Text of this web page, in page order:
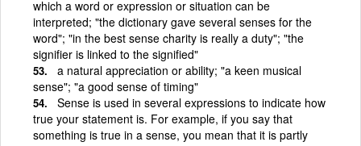
which a word or expression or situation can be
interpreted; "the dictionary gave several senses for the
word"; "in the best sense charity is really a duty"; "the
signifier is linked to the signified"
a natural appreciation or ability; "a keen musical
sense"; "a good sense of timing"
Sense is used in several expressions to indicate how
true your statement is. For example, if you say that
something is true in a sense, you mean that it is partly